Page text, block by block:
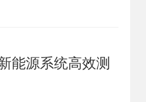
能源系统高效测